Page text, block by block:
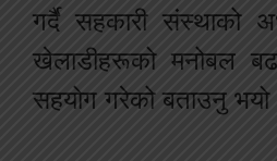
गर्दै सहकारी संस्थाको
खेलाडीहरूको मनोबल
सहयोग गरेको बताउनु भयो